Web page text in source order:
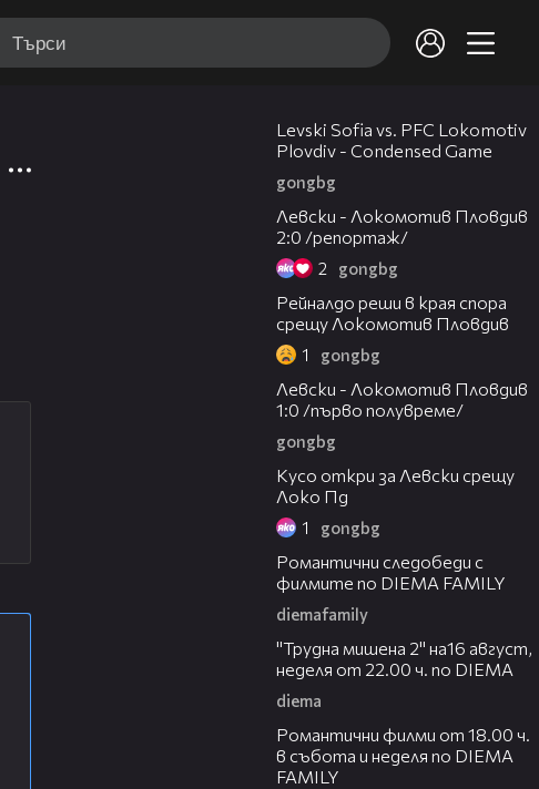
Levski Sofia vs. PFC Lokomotiv
Plovdiv - Condensed Game
gongbg
Левски - Локомотив Пловдив
2:0 /репортаж/
2 gongbg
Рейналдо реши в края спора
срещу Локомотив Пловдив
1 gongbg
Левски - Локомотив Пловдив
1:0 /първо полувреме/
gongbg
Кусо откри за Левски срещу
Локо Пд
1 gongbg
Романтични следобеди с
филмите по DIEMA FAMILY
diemafamily
"Трудна мишена 2" на16 август,
неделя от 22.00 ч. по DIEMA
diema
Романтични филми от 18.00 ч.
в събота и неделя по DIEMA
FAMILY